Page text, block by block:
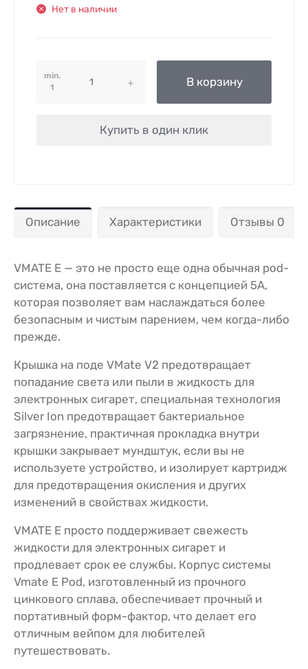
Нет в наличии
min.
1
В корзину
Купить в один клик
Описание Характеристики Отзывы 0
VMATE E — это не просто еще одна обычная pod-
система, она поставляется с концепцией 5A,
которая позволяет вам наслаждаться более
безопасным и чистым парением, чем когда-либо
прежде.
Крышка на поде VMate V2 предотвращает
попадание света или пыли в жидкость для
электронных сигарет, специальная технология
Silver Ion предотвращает бактериальное
загрязнение, практичная прокладка внутри
крышки закрывает мундштук, если вы не
используете устройство, и изолирует картридж
для предотвращения окисления и других
изменений в свойствах жидкости.
VMATE E просто поддерживает свежесть
жидкости для электронных сигарет и
продлевает срок ее службы. Корпус системы
Vmate E Pod, изготовленный из прочного
цинкового сплава, обеспечивает прочный и
портативный форм-фактор, что делает его
отличным вейпом для любителей
путешествовать.